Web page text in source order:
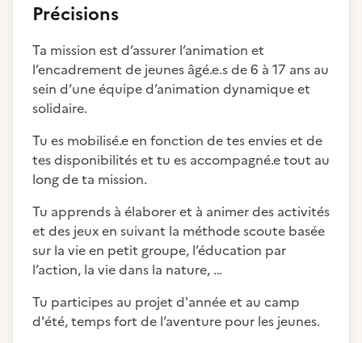
Précisions
Ta mission est d’assurer l’animation et
l’encadrement de jeunes âgé.e.s de 6 à 17 ans au
sein d’une équipe d’animation dynamique et
solidaire.
Tu es mobilisé.e en fonction de tes envies et de
tes disponibilités et tu es accompagné.e tout au
long de ta mission.
Tu apprends à élaborer et à animer des activités
et des jeux en suivant la méthode scoute basée
sur la vie en petit groupe, l’éducation par
l’action, la vie dans la nature, …
Tu participes au projet d'année et au camp
d'été, temps fort de l’aventure pour les jeunes.